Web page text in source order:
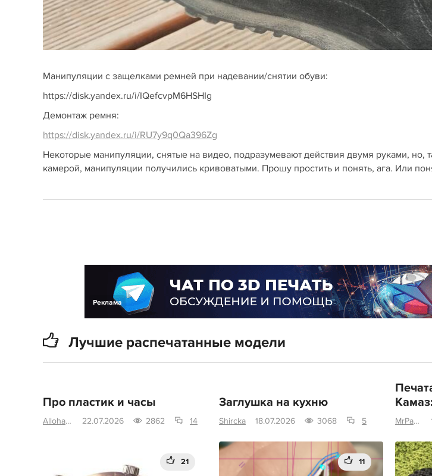
Манипуляции с защелками ремней при надевании/снятии обуви:
https://disk.yandex.ru/i/IQefcvpM6HSHIg
Демонтаж ремня:
https://disk.yandex.ru/i/RU7y9q0Qa396Zg
Некоторые манипуляции, снятые на видео, подразумевают действия двумя руками, но,
камерой, манипуляции получились кривоватыми. Прошу простить и понять, ага. Или
Лучшие распечатанные модели
Про пластик и часы
Alloha san 22.07.2026 2862 14
21
Заглушка на кухню
Shircka 18.07.2026 3068 5
11
MrPaulM
Реклама